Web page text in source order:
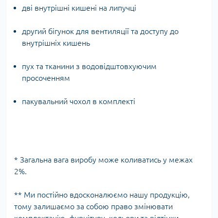
дві внутрішні кишені на липучці
другий бігунок для вентиляції та доступу до
внутрішніх кишень
пух та тканини з водовідштовхуючим
просоченням
пакувальний чохол в комплекті
* Загальна вага виробу може коливатись у межах
2%.
** Ми постійно вдосконалюємо нашу продукцію,
тому залишаємо за собою право змінювати